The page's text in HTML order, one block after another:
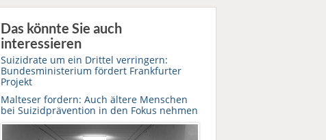
Das könnte Sie auch
interessieren
Suizidrate um ein Drittel verringern:
Bundesministerium fördert Frankfurter
Projekt
Malteser fordern: Auch ältere Menschen
bei Suizidprävention in den Fokus nehmen